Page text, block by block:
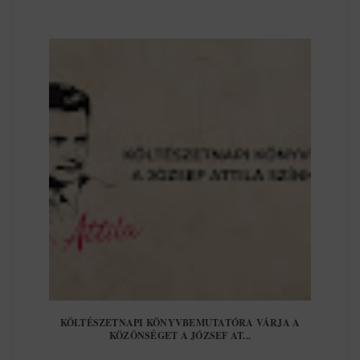
KÖLTÉSZETNAPI KÖNYVBEMUTATÓRA VÁRJA A
KÖZÖNSÉGET A JÓZSEF AT...